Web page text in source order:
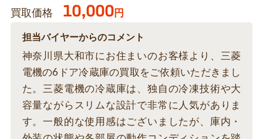
買取価格 10,000円
担当バイヤーからのコメント
神奈川県大和市にお住まいのお客様より、三菱
電機の6ドア冷蔵庫の買取をご依頼いただきまし
た。三菱電機の冷蔵庫は、独自の冷凍技術や大
容量ながらスリムな設計で非常に人気がありま
す。一般的な使用感はございましたが、庫内・